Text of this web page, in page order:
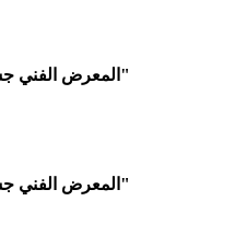
المعرض الفني جسر الزرقاء - "قصة بلد على البحر"
المعرض الفني جسر الزرقاء - "قصة بلد على البحر"